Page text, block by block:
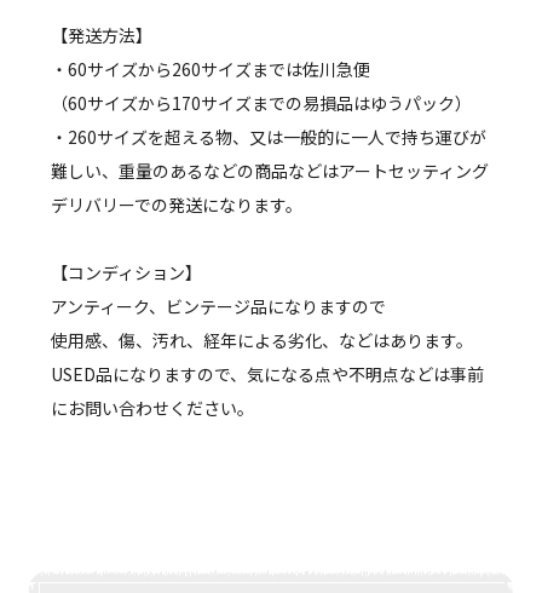
【発送方法】
・60サイズから260サイズまでは佐川急便
（60サイズから170サイズまでの易損品はゆうパック）
・260サイズを超える物、又は一般的に一人で持ち運びが
難しい、重量のあるなどの商品などはアートセッティング
デリバリーでの発送になります。
【コンディション】
アンティーク、ビンテージ品になりますので
使用感、傷、汚れ、経年による劣化、などはあります。
USED品になりますので、気になる点や不明点などは事前
にお問い合わせください。